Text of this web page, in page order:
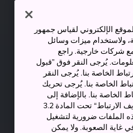
الإلكتروني لقياس جمهور
ولاستخدام ميزات وسائل
شركات خارجية. راجع
يُرجى النقر فوق ”قبول
الخاصة بنا. يُرجى النقر
الخاصة بنا. يُرجى تحريك
الخاصة بنا. بالإضافة إلى
ذلك، يمكنك تغيير موافقتك أو سحبها في أي وقت بالنقر على ”إعدادات ملفات تعريف الارتباط“ تحت المادة 3.2
الملفات ضرورية لتشغيل
غاية الصعوبة. ولا يمكن